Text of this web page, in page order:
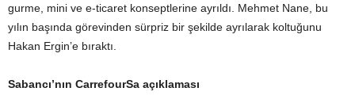
gurme, mini ve e-ticaret konseptlerine ayrıldı. Mehmet Nane, bu
yılın başında görevinden sürpriz bir şekilde ayrılarak koltuğunu
Hakan Ergin’e bıraktı.
Sabancı’nın CarrefourSa açıklaması